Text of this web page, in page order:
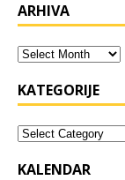
ARHIVA
KATEGORIJE
KALENDAR